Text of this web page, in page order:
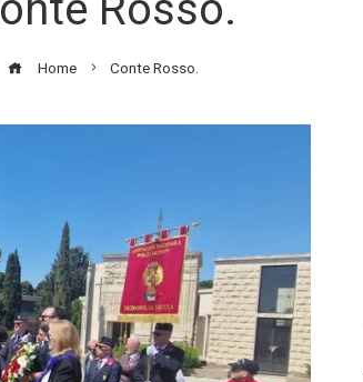
Home Conte Rosso.